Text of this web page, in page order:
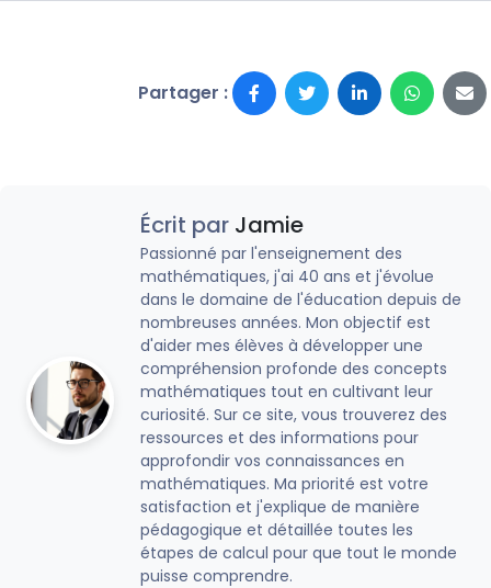
Partager :
Écrit par Jamie
Passionné par l'enseignement des
mathématiques, j'ai 40 ans et j'évolue
dans le domaine de l'éducation depuis de
nombreuses années. Mon objectif est
d'aider mes élèves à développer une
compréhension profonde des concepts
mathématiques tout en cultivant leur
curiosité. Sur ce site, vous trouverez des
ressources et des informations pour
approfondir vos connaissances en
mathématiques. Ma priorité est votre
satisfaction et j'explique de manière
pédagogique et détaillée toutes les
étapes de calcul pour que tout le monde
puisse comprendre.